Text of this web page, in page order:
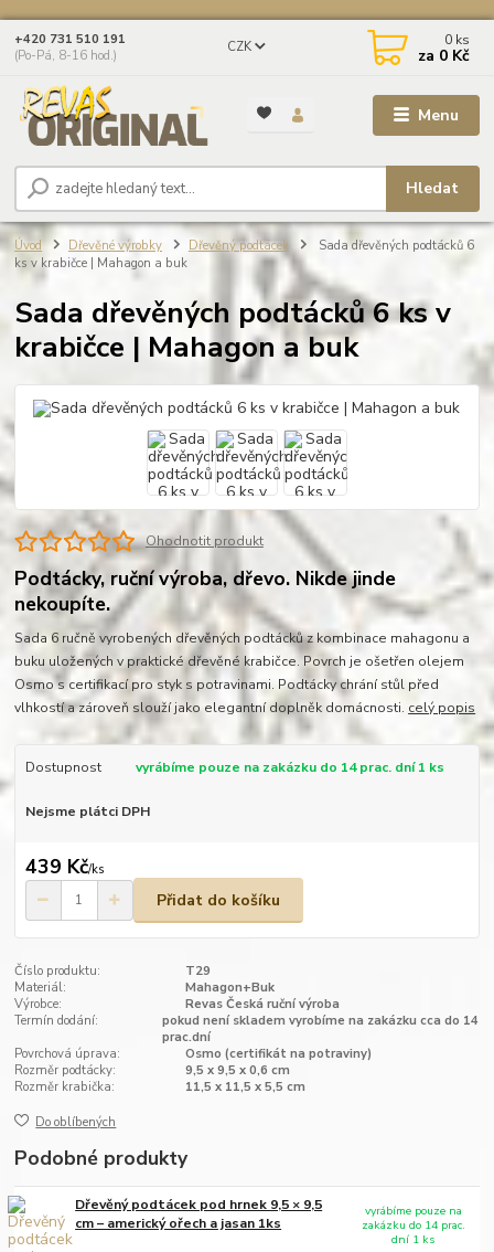
Menu
CZK
Hledat
+420 731 510 191
(Po-Pá, 8-16 hod.)
0 ks
za 0 Kč
Úvod Dřevěné výrobky Dřevěný podtácek
Sada dřevěných podtácků 6
ks v krabičce | Mahagon a buk
Sada dřevěných podtácků 6 ks v
krabičce | Mahagon a buk
Ohodnotit produkt
Podtácky, ruční výroba, dřevo. Nikde jinde
nekoupíte.
Sada 6 ručně vyrobených dřevěných podtácků z kombinace mahagonu a
buku uložených v praktické dřevěné krabičce. Povrch je ošetřen olejem
Osmo s certifikací pro styk s potravinami. Podtácky chrání stůl před
vlhkostí a zároveň slouží jako elegantní doplněk domácnosti. celý popis
Dostupnost vyrábíme pouze na zakázku do 14 prac. dní 1 ks
Nejsme plátci DPH
439 Kč/ks
Přidat do košíku
Číslo produktu:
T29
Materiál:
Mahagon+Buk
Výrobce:
Revas Česká ruční výroba
Termín dodání:
pokud není skladem vyrobíme na zakázku cca do 14
prac.dní
Povrchová úprava:
Osmo (certifikát na potraviny)
Rozměr podtácky:
9,5 x 9,5 x 0,6 cm
Rozměr krabička:
11,5 x 11,5 x 5,5 cm
Do oblíbených
Podobné produkty
Dřevěný podtácek pod hrnek 9,5 × 9,5
cm – americký ořech a jasan 1ks
vyrábíme pouze na
zakázku do 14 prac.
dní 1 ks